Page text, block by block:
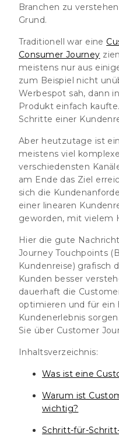
Branchen zu
Grund.
Traditionell war eine
Consumer Journey
meistens nur aus
zum Beispiel nicht
Werbespot sah, dann
Produkt einfach
Schritte einer
Aber heutzutage ist
meistens viel
verschiedensten
am Ende das Ziel
sich die
einer linearen
geworden, mit vielem
Hier die gute
Journey Touchpoints
Kundenreise) grafisch
Kunden besser
dauerhaft die
optimieren und für ein
Kundenerlebnis
Sie über Customer
Inhaltsverzeichnis:
Was ist eine
Warum ist
wichtig?
Schritt-für-